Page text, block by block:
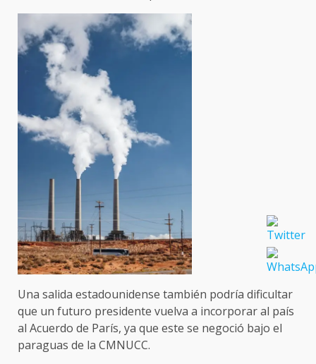
Una salida estadounidense también podría dificultar
que un futuro presidente vuelva a incorporar al país
al Acuerdo de París, ya que este se negoció bajo el
paraguas de la CMNUCC.